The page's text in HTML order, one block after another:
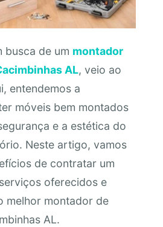
busca de um montador
AL, veio ao
entendemos a
móveis bem montados
e a estética do
Neste artigo, vamos
de contratar um
oferecidos e
melhor montador de
AL.